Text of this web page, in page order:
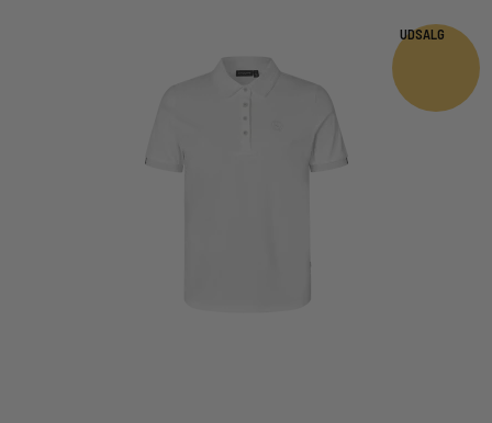
UDSALG